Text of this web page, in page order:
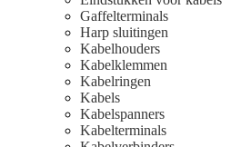
Gaffelterminals
Harp sluitingen
Kabelhouders
Kabelklemmen
Kabelringen
Kabels
Kabelspanners
Kabelterminals